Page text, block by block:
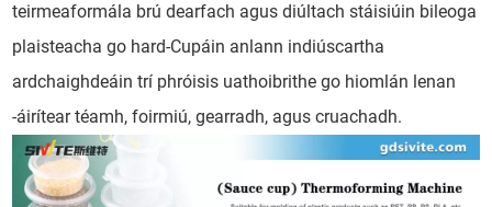
teirmeaformála brú dearfach agus diúltach stáisiúin bileoga
plaisteacha go hard-Cupáin anlann indiúscartha
ardchaighdeáin trí phróisis uathoibrithe go hiomlán lenan
-áirítear téamh, foirmiú, gearradh, agus cruachadh.